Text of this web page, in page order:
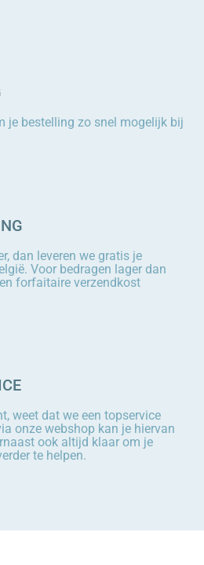
je bestelling zo snel mogelijk bij
dan leveren we gratis je
Voor bedragen lager dan
forfaitaire verzendkost
weet dat we een topservice
onze webshop kan je hiervan
ook altijd klaar om je
te helpen.